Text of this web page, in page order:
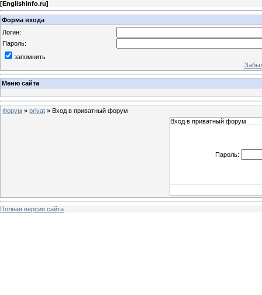
[Englishinfo.ru]
Форма входа
Логин:
Пароль:
запомнить
Меню сайта
Форум » privat » Вход в приватный форум
Вход в приватный форум
Пароль:
Полная версия сайта